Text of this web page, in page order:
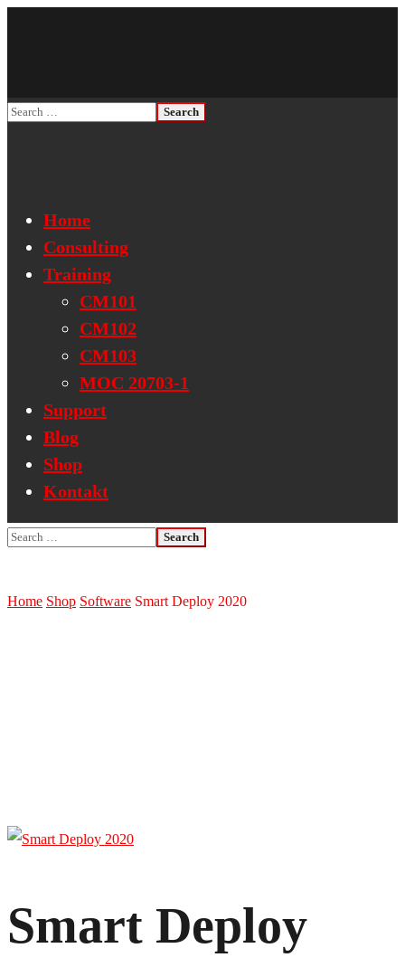
Home
Consulting
Training
CM101
CM102
CM103
MOC 20703-1
Support
Blog
Shop
Kontakt
Home Shop Software Smart Deploy 2020
Smart Deploy